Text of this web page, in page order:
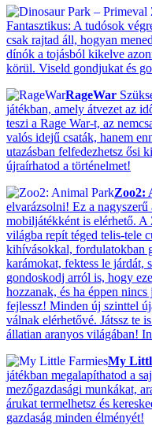
Fantasztikus: A tudósok
csak rajtad áll, hogyan
dínók a tojásból kikelve
körül. Viseld gondjukat és
RageWar
játékban, amely átvezet az
teszi a Rage War-t, az
valós idejű csaták, hanem
utazásban felfedezhetsz ősi
újraírhatod a történelmet!
Zoo2:
elvarázsolni! Ez a nagyszerű
mobiljátékként is elérhető.
világba repít téged telis-tele
kihívásokkal, fordulatokban
karámokat, fektess le járdát,
gondoskodj arról is, hogy
hozzanak, és ha éppen
fejlessz! Minden új szinttel
válnak elérhetővé. Játssz te
állatian aranyos világában!
My
játékban megalapíthatod a
mezőgazdasági munkákat,
árukat termelhetsz és
gazdaság minden élményét!